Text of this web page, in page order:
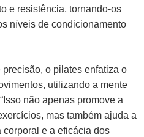
e resistência, tornando-os
níveis de condicionamento
o pilates enfatiza o
utilizando a mente
não apenas promove a
mas também ajuda a
e a eficácia dos